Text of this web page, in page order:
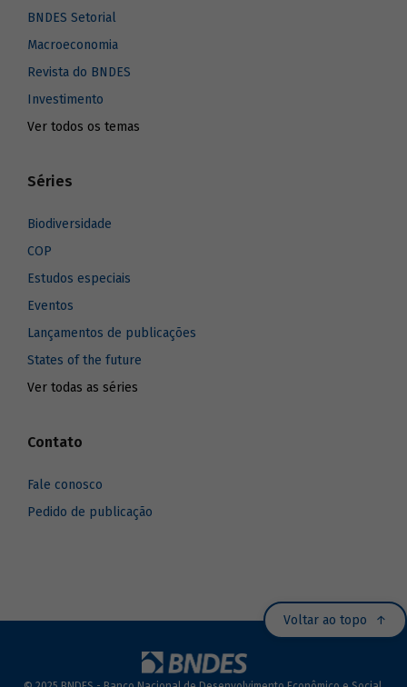
BNDES Setorial
Macroeconomia
Revista do BNDES
Investimento
Ver todos os temas
Séries
Biodiversidade
COP
Estudos especiais
Eventos
Lançamentos de publicações
States of the future
Ver todas as séries
Contato
Fale conosco
Pedido de publicação
Voltar ao topo